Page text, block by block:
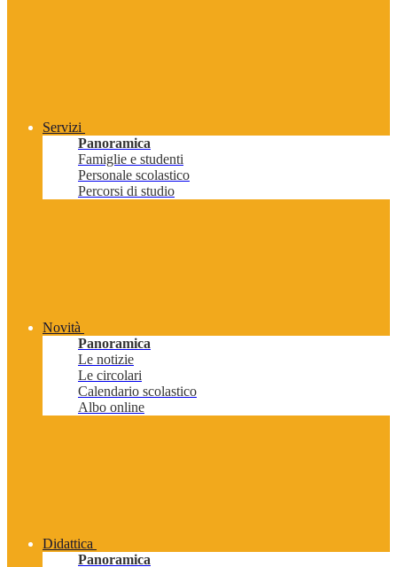
Servizi
Panoramica
Famiglie e studenti
Personale scolastico
Percorsi di studio
Novità
Panoramica
Le notizie
Le circolari
Calendario scolastico
Albo online
Didattica
Panoramica